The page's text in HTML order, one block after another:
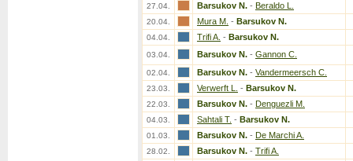
27.04. Barsukov N. - Beraldo L.
20.04. Mura M. - Barsukov N.
04.04. Trifi A. - Barsukov N.
03.04. Barsukov N. - Gannon C.
02.04. Barsukov N. - Vandermeersch C.
23.03. Verwerft L. - Barsukov N.
22.03. Barsukov N. - Denguezli M.
04.03. Sahtali T. - Barsukov N.
01.03. Barsukov N. - De Marchi A.
28.02. Barsukov N. - Trifi A.